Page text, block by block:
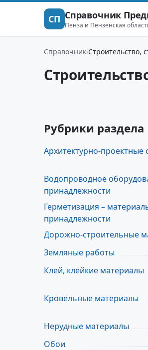
СП Справочник
Пенза и Пензенская
Справочник Строительство,
Рубрики раздела
Архитектурно-проектные
Водопроводное
принадлежности
Герметизация –
принадлежности
Дорожно-строительные
Земляные работы
Клей, клейкие материалы
Кровельные материалы
Нерудные материалы
Обои